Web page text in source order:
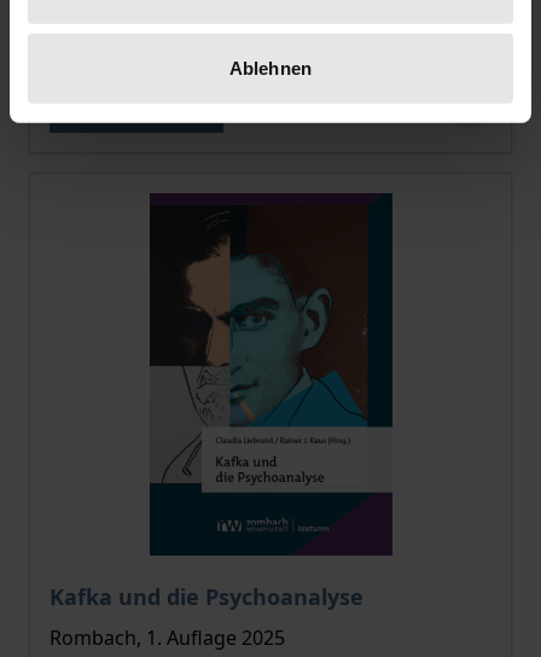
Ablehnen
64,00 €
Zur Auswahl
Kafka und die Psychoanalyse
Der Preis dieses Titels richtet sich nach der
Rombach, 1. Auflage 2025